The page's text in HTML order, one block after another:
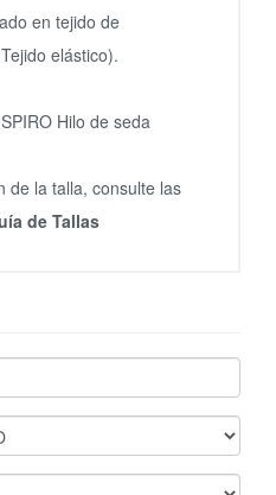
en tejido de
elástico).
Hilo de seda
de la talla, consulte las
de Tallas